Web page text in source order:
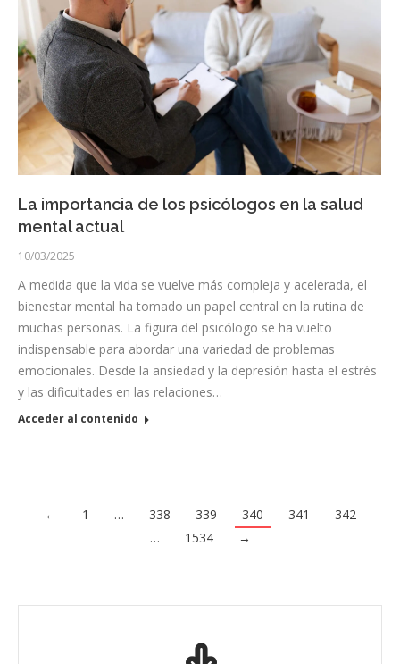
La importancia de los psicólogos en la salud
mental actual
10/03/2025
A medida que la vida se vuelve más compleja y acelerada, el
bienestar mental ha tomado un papel central en la rutina de
muchas personas. La figura del psicólogo se ha vuelto
indispensable para abordar una variedad de problemas
emocionales. Desde la ansiedad y la depresión hasta el estrés
y las dificultades en las relaciones…
Acceder al contenido
← 1 … 338 339 340 341
342
…
1534 →